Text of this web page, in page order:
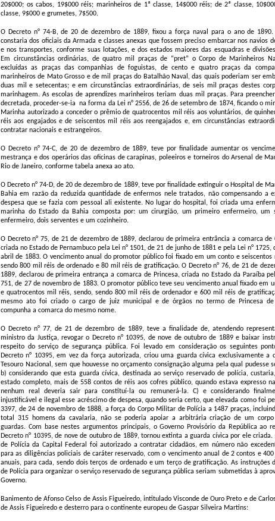
20$000; os cabos, 19$000 réis; marinheiros de 1ª classe, 14$000 réis; de 2ª classe,
classe, 9$000 e grumetes, 7$500.
O Decreto n° 74-B, de 20 de dezembro de 1889, fixou a força naval para o ano de
constaria dos oficiais da Armada e classes anexas que fossem preciso embarcar nos navios
e nos transportes, conforme suas lotações, e dos estados maiores das esquadras e
Em circunstâncias ordinárias, de quatro mil praças de “pret” o Corpo de Marinheiros
excluídas as praças das companhias de foguistas, de cento e quatro praças da
marinheiros de Mato Grosso e de mil praças do Batalhão Naval, das quais poderiam ser
duas mil e setecentas; e em circunstâncias extraordinárias, de seis mil praças destes
marinhagem. As escolas de aprendizes marinheiros teriam duas mil praças. Para
decretada, proceder-se-ia
na forma da Lei n° 2556, de 26 de setembro de 1874, ficando o
Marinha autorizado a conceder o prêmio de quatrocentos mil réis aos voluntários, de
réis aos engajados e de seiscentos mil réis aos reengajados e, em circunstâncias
contratar nacionais e estrangeiros.
O Decreto n° 74-C, de 20 de dezembro de 1889, teve por finalidade aumentar os
mestrança e dos operários das oficinas de carapinas, poleeiros e torneiros do Arsenal de
Rio de Janeiro, conforme tabela anexa ao ato.
O Decreto n° 74-D, de 20 de dezembro de 1889, teve por finalidade extinguir o Hospital de
Bahia em razão da reduzida quantidade de enfermos nele tratados, não compensando a
despesa que se fazia com pessoal ali existente. No lugar do hospital, foi criada uma
marinha do Estado da Bahia composta por: um cirurgião, um primeiro enfermeiro, um
enfermeiro, dois serventes e um cozinheiro.
O Decreto n° 75, de 21 de dezembro de 1889, declarou de primeira entrância a comarca de
criada no Estado de Pernambuco pela Lei n° 1501, de 21 de junho de 1881 e pela Lei n° 1725,
abril de 1883. O vencimento anual do promotor público foi fixado em um conto e seiscentos
sendo 800 mil réis de ordenado e 80 mil réis de gratificação. O Decreto n° 76, de 21 de
1889, declarou de primeira entrança a comarca de Princesa, criada no Estado da Paraíba
751, de 27 de novembro de 1883. O promotor público teve seu vencimento anual fixado em
e quatrocentos mil réis, sendo, sendo 800 mil réis de ordenador e 600 mil réis de
mesmo ato foi criado o cargo de juiz municipal e de órgãos no termo de Princesa
compunha a comarca do mesmo nome.
O Decreto n° 77, de 21 de dezembro de 1889, teve a finalidade de, atendendo
ministro da Justiça, revogar o Decreto n° 10395, de nove de outubro de 1889 e baixar
respeito do serviço de segurança pública. Foi levado em consideração os seguintes
Decreto n° 10395, em vez da força autorizada, criou uma guarda cívica exclusivamente a
Tesouro Nacional, sem que houvesse no orçamento consignação alguma pela qual pudesse
b) considerando que esta guarda cívica, destinada ao serviço reservado de polícia,
estado completo, mais de 558 contos de réis aos cofres público, quando estava expresso
nenhum real deveria sair para constituí-la ou remunerá-la. C) e considerando
injustificável e ilegal esse acréscimo de despesa, quando seria certo, que elevada como foi
3397, de 24 de novembro de 1888, a força do Corpo Militar de Polícia a 1487 praças,
total 315 homens da cavalaria, não se poderia apoiar a arbitrária criação de um
guardas. Com base nestes argumentos principais, o Governo Provisório da República ao
Decreto n° 10395, de nove de outubro de 1889, tornou extinta a guarda cívica por ele criada.
de Polícia da Capital Federal foi autorizado a contratar cidadãos, em número não
para as diligências policiais de caráter reservado, com o vencimento anual de 2 contos e
anuais, para cada, sendo dois terços de ordenado e um terço de gratificação. As instruções
de Polícia para organizar o serviço reservado de segurança pública seriam submetidas à
Governo.
Banimento de Afonso Celso de Assis Figueiredo, intitulado Visconde de Ouro Preto e de
de Assis Figueiredo e desterro para o continente europeu de Gaspar Silveira Martins: